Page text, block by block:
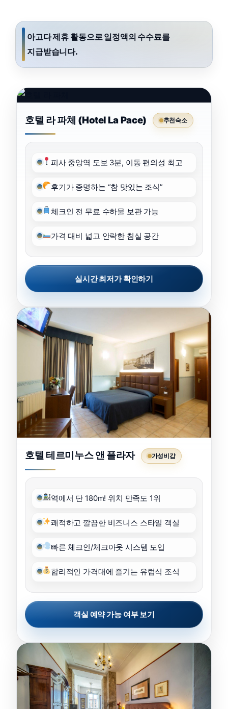
아고다 제휴 활동으로 일정액의 수수료를
지급받습니다.
호텔 라 파체 (Hotel La Pace) 추천숙소
피사 중앙역 도보 3분, 이동 편의성 최고
후기가 증명하는 “참 맛있는 조식”
체크인 전 무료 수하물 보관 가능
가격 대비 넓고 안락한 침실 공간
실시간 최저가 확인하기
호텔 테르미누스 앤 플라자 가성비갑
역에서 단 180m! 위치 만족도 1위
쾌적하고 깔끔한 비즈니스 스타일 객실
빠른 체크인/체크아웃 시스템 도입
합리적인 가격대에 즐기는 유럽식 조식
객실 예약 가능 여부 보기